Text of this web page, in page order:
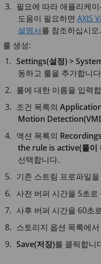
필요에 따라 애플리케
도움이 필요하면 AXIS
설명서를 참조하십시오.
룰 생성:
Settings(설정) >
동하고 룰을 추가합니
룰에 대한 이름을 입력
조건 목록의
Motion
액션 목록의
the rule is active(룰이
선택합니다.
기존 스트림 프로파일
사전 버퍼 시간을 5초로
사후 버퍼 시간을 60초
스토리지 옵션 목록에
Save(저장)를 클릭합니